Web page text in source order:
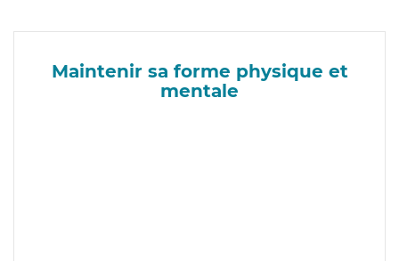
Maintenir sa forme physique et
mentale